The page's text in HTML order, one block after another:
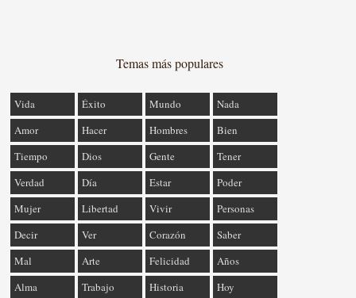
Temas más populares
Vida Éxito Mundo
Nada
Amor
Hacer Hombres
Bien
Tiempo
Dios Gente
Tener
Verdad
Día Estar
Poder
Mujer
Libertad Vivir
Personas
Decir
Ver Corazón
Saber
Mal
Arte Felicidad
Años
Alma
Trabajo Historia Hoy